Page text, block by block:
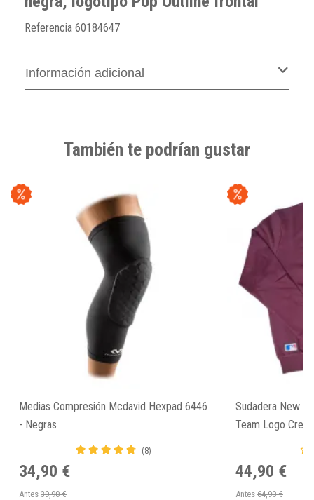
Referencia 60184647
Información adicional
También te podrían gustar
Medias Compresión Mcdavid Hexpad 6446
- Negras
(8)
34,90 €
Antes 39,90 €
Sudadera New
Team Logo Crew
44,90 €
Antes 64,90 €